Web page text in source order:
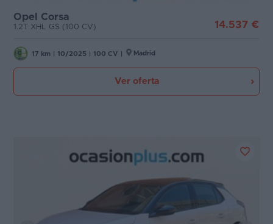
Opel Corsa
1.2T XHL GS (100 CV) 14.537 €
17 km 10/2025 100 CV Madrid
Ver oferta